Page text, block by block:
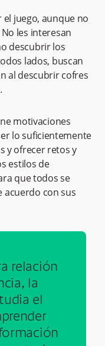
juego, aunque no
les interesan
descubrir los
lados, buscan
al descubrir cofres
motivaciones
lo suficientemente
y ofrecer retos y
estilos de
que todos se
acuerdo con sus
relación
la
el